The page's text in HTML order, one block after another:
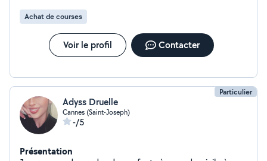
Achat de courses
Voir le profil Contacter
Particulier
Adyss Druelle
Cannes (Saint-Joseph)
-/5
Présentation